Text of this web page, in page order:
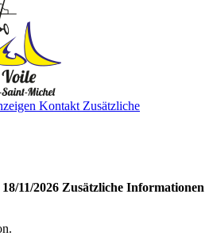
Kontakt Zusätzliche
11/2026 Zusätzliche Informationen